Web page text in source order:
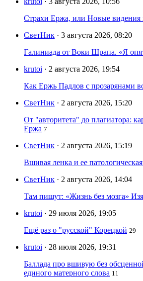
Страхи Ержа, или Новые видения
СветНик · 3 августа 2026, 08:20
Галиниада от Воки Шрапа. «Я
krutoi · 2 августа 2026, 19:54
Как Ержь Падлов с прозарянами
СветНик · 2 августа 2026, 15:20
От "авторитета" до плагиатора:
Ержа 7
СветНик · 2 августа 2026, 15:19
Вшивая ленка и ее
СветНик · 2 августа 2026, 14:04
Там пишут: «Жизнь без мозга»
krutoi · 29 июля 2026, 19:05
Ещё раз о "русской" Корецкой 29
krutoi · 28 июля 2026, 19:31
Баллада про вшивую без
единого матерного слова 11